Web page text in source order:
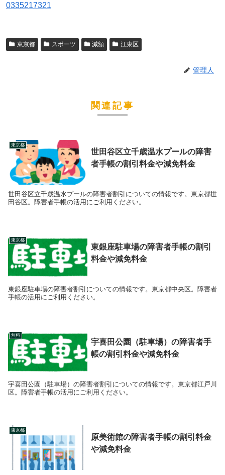
0335217321
東京都 スポーツ 減額 江東区
管理人
関連記事
東京都
世田谷区立千歳温水プールの障害
者手帳の割引料金や減免料金
世田谷区立千歳温水プールの障害者割引についての情報です。東京都世
田谷区。障害者手帳の活用にご利用ください。
東京都
東銀座駐車場の障害者手帳の割引
料金や減免料金
東銀座駐車場の障害者割引についての情報です。東京都中央区。障害者
手帳の活用にご利用ください。
無料
宇喜田公園（駐車場）の障害者手
帳の割引料金や減免料金
宇喜田公園（駐車場）の障害者割引についての情報です。東京都江戸川
区。障害者手帳の活用にご利用ください。
東京都
原美術館の障害者手帳の割引料金
や減免料金